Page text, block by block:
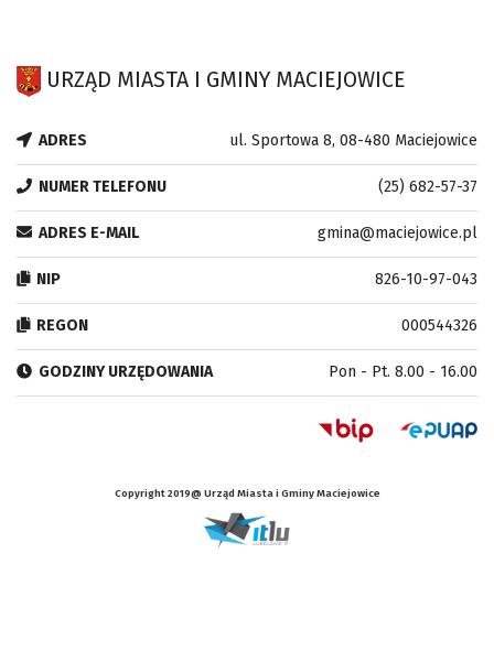
URZĄD MIASTA I GMINY MACIEJOWICE
ADRES ul. Sportowa 8, 08-480 Maciejowice
NUMER TELEFONU (25) 682-57-37
ADRES E-MAIL gmina@maciejowice.pl
NIP 826-10-97-043
REGON 000544326
GODZINY URZĘDOWANIA Pon - Pt. 8.00 - 16.00
Copyright 2019@ Urząd Miasta i Gminy Maciejowice